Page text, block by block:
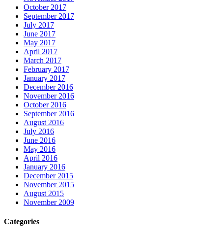
October 2017
September 2017
July 2017
June 2017
May 2017
April 2017
March 2017
February 2017
January 2017
December 2016
November 2016
October 2016
September 2016
August 2016
July 2016
June 2016
May 2016
April 2016
January 2016
December 2015
November 2015
August 2015
November 2009
Categories